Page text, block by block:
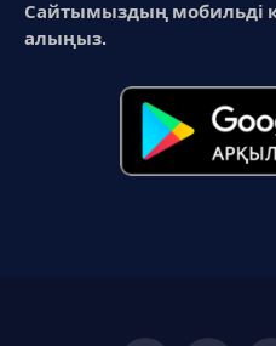
Сайтымыздың мобильді
алыңыз.